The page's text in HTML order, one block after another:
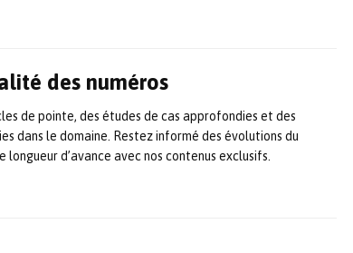
des numéros
de pointe, des études de cas approfondies et des
dans le domaine. Restez informé des évolutions du
d’avance avec nos contenus exclusifs.